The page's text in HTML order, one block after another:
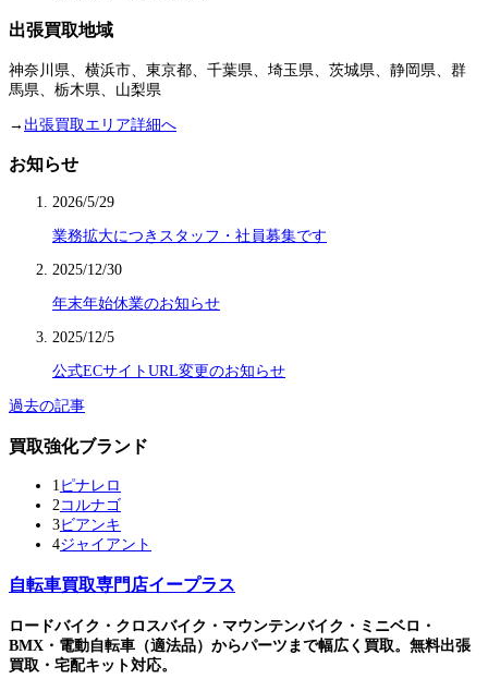
出張買取地域
神奈川県、横浜市、東京都、千葉県、埼玉県、茨城県、静岡県、群
馬県、栃木県、山梨県
→ 出張買取エリア詳細へ
お知らせ
2026/5/29
業務拡大につきスタッフ・社員募集です
2025/12/30
年末年始休業のお知らせ
2025/12/5
公式ECサイトURL変更のお知らせ
過去の記事
買取強化ブランド
1 ピナレロ
2コルナゴ
3ビアンキ
4ジャイアント
自転車買取専門店イープラス
ロードバイク・クロスバイク・マウンテンバイク・ミニベロ・
BMX・電動自転車（適法品）からパーツまで幅広く買取。無料出張
買取・宅配キット対応。